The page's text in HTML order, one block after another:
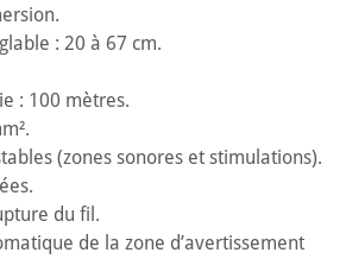
: 20 à 67 cm.
: 100 mètres.
(zones sonores et stimulations).
du fil.
de la zone d’avertissement